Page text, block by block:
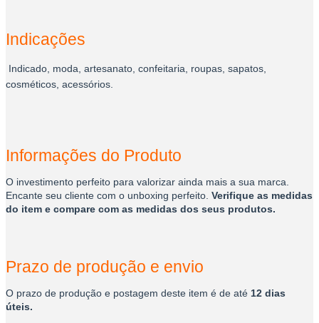
Indicações
Indicado, moda, artesanato, confeitaria, roupas, sapatos,
cosméticos, acessórios.
Informações do Produto
O investimento perfeito para valorizar ainda mais a sua marca.
Encante seu cliente com o unboxing perfeito. Verifique as medidas
do item e compare com as medidas dos seus produtos.
Prazo de produção e envio
O prazo de produção e postagem deste item é de até 12 dias
úteis.